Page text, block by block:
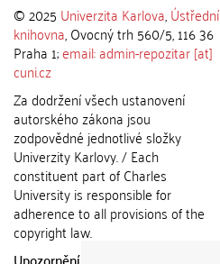
© 2025 Univerzita Karlova,Ústřední
knihovna, Ovocný trh 560/5, 116 36
Praha 1;email: admin-repozitar [at]
cuni.cz
Za dodržení všech ustanovení
autorského zákona jsou
zodpovědné jednotlivé složky
Univerzity Karlovy. / Each
constituent part of Charles
University is responsible for
adherence to all provisions of the
copyright law.